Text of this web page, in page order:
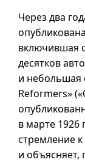
Через два
включившая
десятков
и небольшая
Reformers»
в марте 1926
стремление
и